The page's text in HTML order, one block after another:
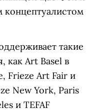
концептуалистом
такие
как Art Basel в
Frieze Art Fair и
New York, Paris
и TEFAF